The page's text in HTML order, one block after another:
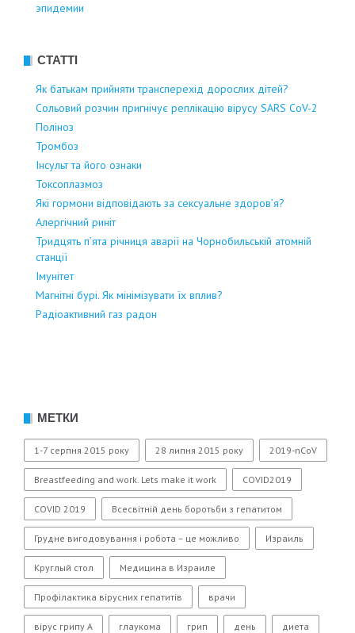
эпидемии
СТАТТІ
Як батькам прийняти трансперехід дорослих дітей?
Сольовий розчин пригнічує реплікацію вірусу SARS CoV-2
Поліноз
Тромбоз
Інсульт та його ознаки
Токсоплазмоз
Які гормони відповідають за сексуальне здоров’я?
Алергічний риніт
Тридцять п’ята річниця аварії на Чорнобильській атомній
станції
Імунітет
Магнітні бурі. Як мінімізувати їх вплив?
Радіоактивний газ радон
МЕТКИ
1-7 серпня 2015 року 28 липня 2015 року 2019-nCoV
Breastfeeding and work. Lets make it work COVID2019
COVID 2019 Всесвітній день боротьби з гепатитом
Грудне вигодовування і робота – це можливо Израиль
Круглый стол Медицина в Израиле
Профілактика вірусних гепатитів врачи
вірус грипу А глаукома грип день диета